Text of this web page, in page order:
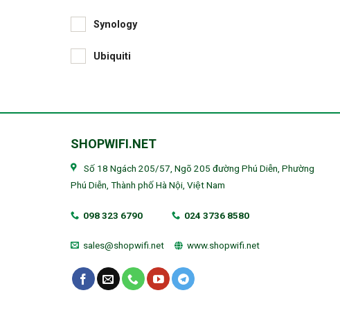
Synology
Ubiquiti
SHOPWIFI.NET
Số 18 Ngách 205/57, Ngõ 205 đường Phú Diễn, Phường
Phú Diễn, Thành phố Hà Nội, Việt Nam
098 323 6790 024 3736 8580
sales@shopwifi.net www.shopwifi.net